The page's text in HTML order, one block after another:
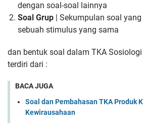
dengan soal-soal lainnya
Soal Grup | Sekumpulan soal
sebuah stimulus yang sama
dan bentuk soal dalam TKA
terdiri dari :
BACA JUGA
Soal dan Pembahasan TKA Produk
Kewirausahaan